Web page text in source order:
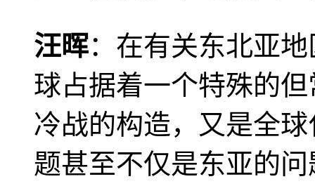
汪晖：在有关东北亚
球占据着一个特殊的
冷战的构造，又是全
题甚至不仅是东亚的